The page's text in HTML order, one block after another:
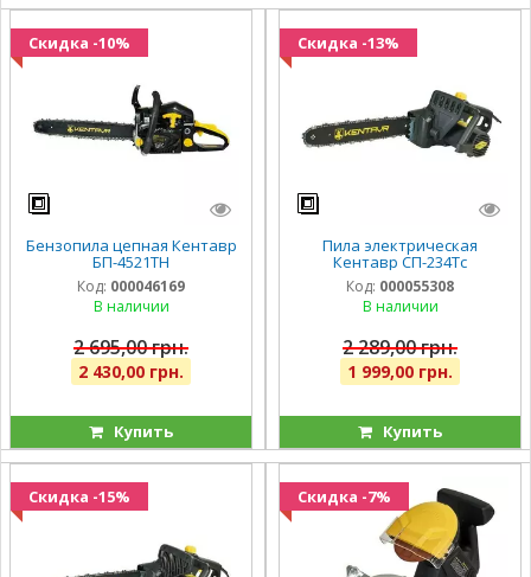
Скидка -10%
Бензопила цепная Кентавр
БП-4521ТН
Код: 000046169
В наличии
2 695,00 грн.
2 430,00 грн.
Купить
Скидка -13%
Пила электрическая
Кентавр СП-234Тc
Код: 000055308
В наличии
2 289,00 грн.
1 999,00 грн.
Купить
Скидка -15% Скидка -7%